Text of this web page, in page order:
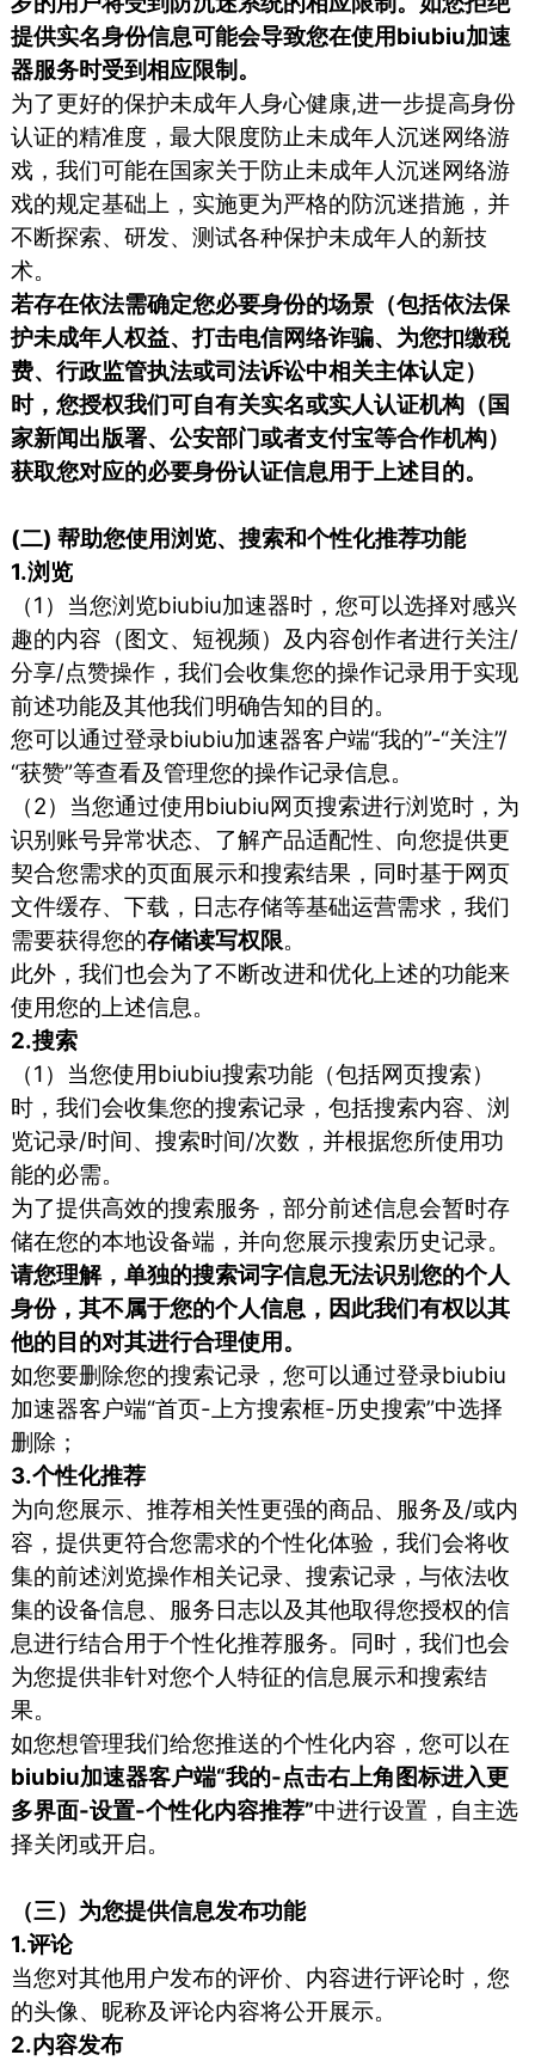
提供实名身份信息可能会导致您在使用biubiu加速
器服务时受到相应限制。
为了更好的保护未成年人身心健康,进一步提高身份
认证的精准度，最大限度防止未成年人沉迷网络游
戏，我们可能在国家关于防止未成年人沉迷网络游
戏的规定基础上，实施更为严格的防沉迷措施，并
不断探索、研发、测试各种保护未成年人的新技
术。
若存在依法需确定您必要身份的场景（包括依法保
护未成年人权益、打击电信网络诈骗、为您扣缴税
费、行政监管执法或司法诉讼中相关主体认定）
时，您授权我们可自有关实名或实人认证机构（国
家新闻出版署、公安部门或者支付宝等合作机构）
获取您对应的必要身份认证信息用于上述目的。
(二) 帮助您使用浏览、搜索和个性化推荐功能
1.浏览
（1）当您浏览biubiu加速器时，您可以选择对感兴
趣的内容（图文、短视频）及内容创作者进行关注/
分享/点赞操作，我们会收集您的操作记录用于实现
前述功能及其他我们明确告知的目的。
您可以通过登录biubiu加速器客户端“我的”-“关注”/
“获赞”等查看及管理您的操作记录信息。
（2）当您通过使用biubiu网页搜索进行浏览时，为
识别账号异常状态、了解产品适配性、向您提供更
契合您需求的页面展示和搜索结果，同时基于网页
文件缓存、下载，日志存储等基础运营需求，我们
需要获得您的存储读写权限。
此外，我们也会为了不断改进和优化上述的功能来
使用您的上述信息。
2.搜索
（1）当您使用biubiu搜索功能（包括网页搜索）
时，我们会收集您的搜索记录，包括搜索内容、浏
览记录/时间、搜索时间/次数，并根据您所使用功
能的必需。
为了提供高效的搜索服务，部分前述信息会暂时存
储在您的本地设备端，并向您展示搜索历史记录。
请您理解，单独的搜索词字信息无法识别您的个人
身份，其不属于您的个人信息，因此我们有权以其
他的目的对其进行合理使用。
如您要删除您的搜索记录，您可以通过登录biubiu
加速器客户端“首页-上方搜索框-历史搜索”中选择
删除；
3.个性化推荐
为向您展示、推荐相关性更强的商品、服务及/或内
容，提供更符合您需求的个性化体验，我们会将收
集的前述浏览操作相关记录、搜索记录，与依法收
集的设备信息、服务日志以及其他取得您授权的信
息进行结合用于个性化推荐服务。同时，我们也会
为您提供非针对您个人特征的信息展示和搜索结
果。
如您想管理我们给您推送的个性化内容，您可以在
biubiu加速器客户端“我的-点击右上角图标进入更
多界面-设置-个性化内容推荐”中进行设置，自主选
择关闭或开启。
（三）为您提供信息发布功能
1.评论
当您对其他用户发布的评价、内容进行评论时，您
的头像、昵称及评论内容将公开展示。
2.内容发布